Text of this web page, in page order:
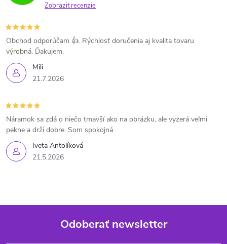
Zobraziť recenzie
Mili
21.7.2026
Obchod odporúčam 👍. Rýchlosť doručenia aj kvalita tovaru
výrobná. Ďakujem.
Iveta Antolíková
21.5.2026
Náramok sa zdá o niečo tmavší ako na obrázku, ale vyzerá veľmi
pekne a drží dobre. Som spokojná
Odoberať newsletter